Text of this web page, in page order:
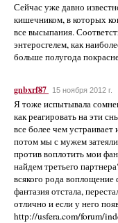
Сейчас уже давно
кишечником, в которых
все высыпания.
энтеросгелем, как
больше полугода
gnbxrf87 15 ноября 2012 г.
Я тоже испытывала
как реагировать на эти
все более чем
потом мы с мужем
против воплотить мои
найдем третьего
всякого рода
фантазия отстала,
отлично и если у него
http://usfera.com/forum/